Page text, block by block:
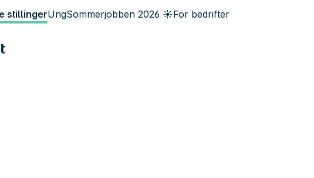
stillingerUngSommerjobben 2026 ☀️For bedrifter